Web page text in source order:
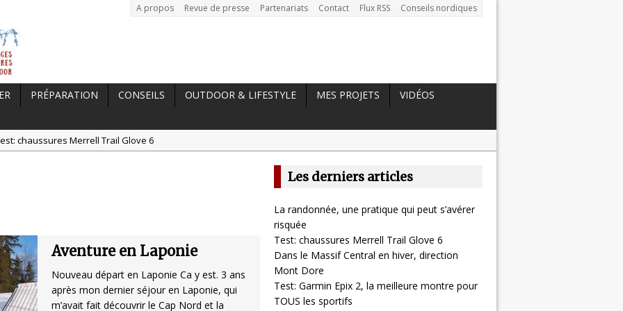
A propos Revue de presse Partenariats Contact Flux RSS Conseils nordiques
PRÉPARATION CONSEILS OUTDOOR & LIFESTYLE MES PROJETS
VIDÉOS
chaussures Merrell Trail Glove 6
Aventure en Laponie
Nouveau départ en Laponie Ca y est. 3 ans
après mon dernier séjour en Laponie, qui
m’avait fait découvrir le Cap Nord et la
Les derniers articles
La randonnée, une pratique qui peut s’avérer
risquée
Test: chaussures Merrell Trail Glove 6
Dans le Massif Central en hiver, direction
Mont Dore
Test: Garmin Epix 2, la meilleure montre pour
TOUS les sportifs